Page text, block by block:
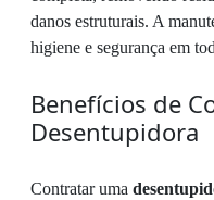
danos estruturais. A
higiene e segurança em
Benefícios de
Desentupidora
Contratar uma